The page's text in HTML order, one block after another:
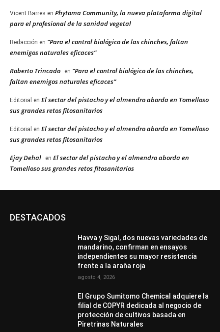
Vicent Barres en Phytoma Community, la nueva plataforma digital
para el profesional de la sanidad vegetal
Redacción en “Para el control biológico de las chinches, faltan
enemigos naturales eficaces”
Roberto Trincado en “Para el control biológico de las chinches,
faltan enemigos naturales eficaces”
Editorial en El sector del pistacho y el almendro aborda en Tomelloso
sus grandes retos fitosanitarios
Editorial en El sector del pistacho y el almendro aborda en Tomelloso
sus grandes retos fitosanitarios
Ejay Dehal en El sector del pistacho y el almendro aborda en
Tomelloso sus grandes retos fitosanitarios
DESTACADOS
Havva y Sigal, dos nuevas variedades de
mandarino, confirman en ensayos
independientes su mayor resistencia
frente a la araña roja
agosto 4, 2026
El Grupo Sumitomo Chemical adquiere la
filial de COPYR dedicada al negocio de
protección de cultivos basada en
Piretrinas Naturales